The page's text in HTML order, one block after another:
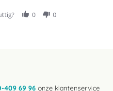
0 0
409 69 96 onze klantenservice